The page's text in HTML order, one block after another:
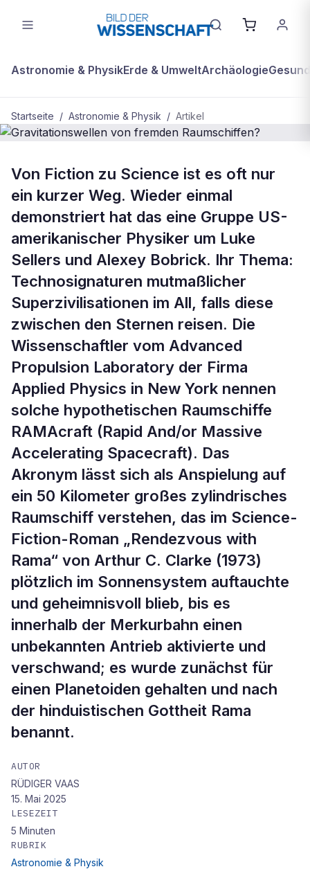
Astronomie & PhysikErde & UmweltArchäologie
Startseite / Astronomie & Physik / Artikel
BDW Plus ASTRONOMIE & PHYSIK
Gravitationswellen von fremden
Raumschiffen?
Von Fiction zu Science ist es oft nur
ein kurzer Weg. Wieder einmal
demonstriert hat das eine Gruppe US-
amerikanischer Physiker um Luke
Sellers und Alexey Bobrick. Ihr Thema:
Technosignaturen mutmaßlicher
Superzivilisationen im All, falls diese
zwischen den Sternen reisen. Die
Wissenschaftler vom Advanced
Propulsion Laboratory der Firma
Applied Physics in New York nennen
solche hypothetischen Raumschiffe
RAMAcraft (Rapid And/or Massive
Accelerating Spacecraft). Das
Akronym lässt sich als Anspielung auf
ein 50 Kilometer großes zylindrisches
Raumschiff verstehen, das im Science-
Fiction-Roman „Rendezvous with
Rama“ von Arthur C. Clarke (1973)
plötzlich im Sonnensystem auftauchte
und geheimnisvoll blieb, bis es
innerhalb der Merkurbahn einen
unbekannten Antrieb aktivierte und
verschwand; es wurde zunächst für
einen Planetoiden gehalten und nach
der hinduistischen Gottheit Rama
benannt.
AUTOR
RÜDIGER VAAS
15. Mai 2025
LESEZEIT
5 Minuten
RUBRIK
Astronomie & Physik